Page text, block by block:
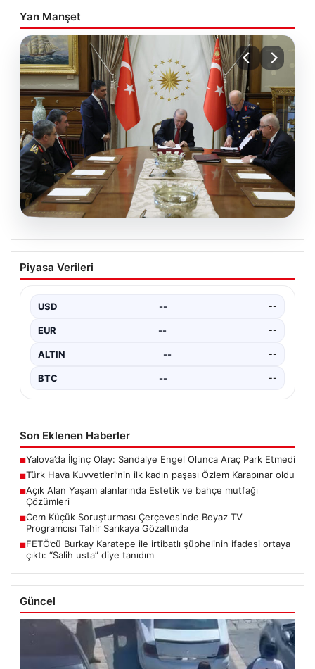
Yan Manşet
Türk Hava Kuvvetleri’nin ilk kadın
paşası Özlem Karapınar oldu
Piyasa Verileri
USD -- --
EUR -- --
ALTIN -- --
BTC -- --
Son Eklenen Haberler
■Yalova’da İlginç Olay: Sandalye Engel Olunca Araç Park Etmedi
■Türk Hava Kuvvetleri’nin ilk kadın paşası Özlem Karapınar oldu
■Açık Alan Yaşam alanlarında Estetik ve bahçe mutfağı
Çözümleri
■Cem Küçük Soruşturması Çerçevesinde Beyaz TV
Programcısı Tahir Sarıkaya Gözaltında
■FETÖ’cü Burkay Karatepe ile irtibatlı şüphelinin ifadesi ortaya
çıktı: “Salih usta” diye tanıdım
Güncel